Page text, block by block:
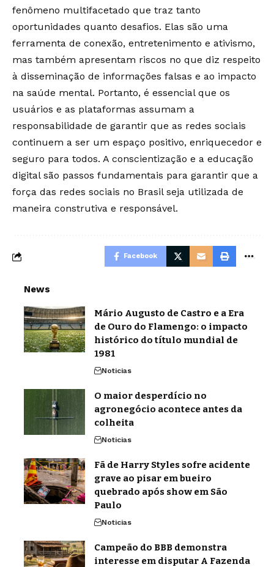
fenômeno multifacetado que traz tanto
oportunidades quanto desafios. Elas são uma
ferramenta de conexão, entretenimento e ativismo,
mas também apresentam riscos no que diz respeito
à disseminação de informações falsas e ao impacto
na saúde mental. Portanto, é essencial que os
usuários e as plataformas assumam a
responsabilidade de garantir que as redes sociais
continuem a ser um espaço positivo, enriquecedor e
seguro para todos. A conscientização e a educação
digital são passos fundamentais para garantir que a
força das redes sociais no Brasil seja utilizada de
maneira construtiva e responsável.
Facebook
News
Mário Augusto de Castro e a Era
de Ouro do Flamengo: o impacto
histórico do título mundial de
1981
Noticias
O maior desperdício no
agronegócio acontece antes da
colheita
Noticias
Fã de Harry Styles sofre acidente
grave ao pisar em bueiro
quebrado após show em São
Paulo
Noticias
Campeão do BBB demonstra
interesse em disputar A Fazenda